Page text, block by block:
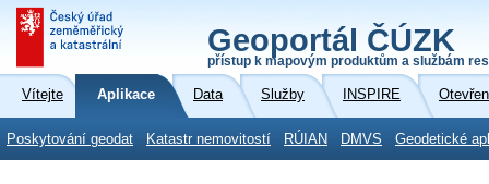
Geoportál ČÚZK
přístup k mapovým produktům a službám
Vítejte Aplikace Data Služby INSPIRE
Poskytování geodat Katastr nemovitostí RÚIAN DMVS Geodetické